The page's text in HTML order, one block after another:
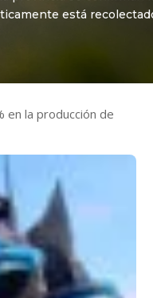
está
en la producción de